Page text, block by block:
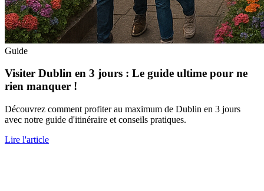
Guide
Visiter Dublin en 3 jours : Le guide ultime pour ne
rien manquer !
Découvrez comment profiter au maximum de Dublin en 3 jours
avec notre guide d'itinéraire et conseils pratiques.
Lire l'article